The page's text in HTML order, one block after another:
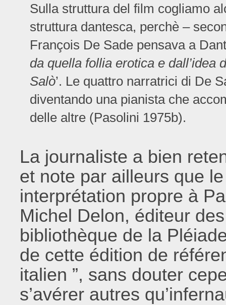
Sulla struttura del film cogliamo
struttura dantesca, perchè –
François De Sade pensava a
da quella follia erotica e dall’idea
Salò’. Le quattro narratrici di De
diventando una pianista che
delle altre (Pasolini 1975b).
La journaliste a bien
et note par ailleurs que
interprétation propre à
Michel Delon, éditeur
bibliothèque de la
de cette édition de
italien ”, sans douter
s’avérer autres